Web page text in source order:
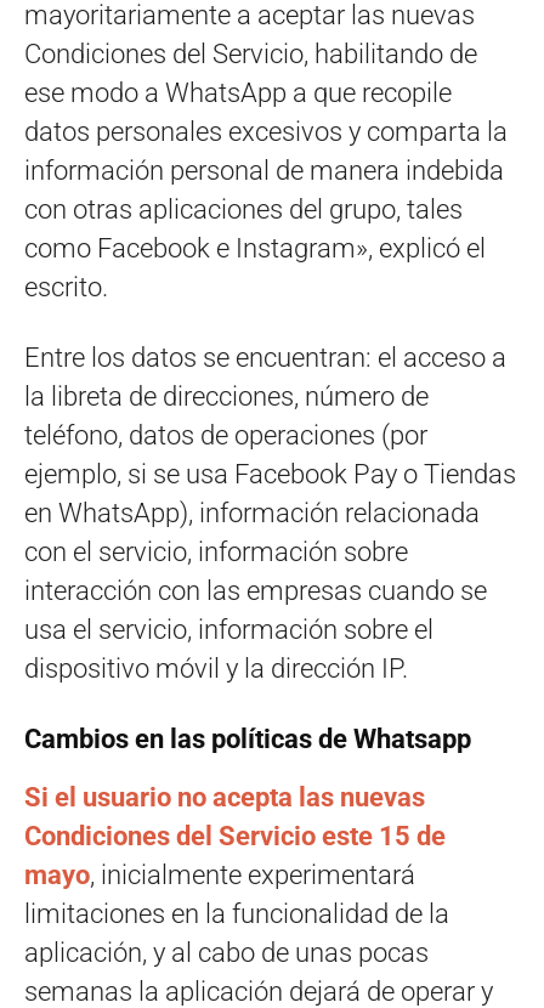
mayoritariamente a aceptar las nuevas
Condiciones del Servicio, habilitando de
ese modo a WhatsApp a que recopile
datos personales excesivos y comparta la
información personal de manera indebida
con otras aplicaciones del grupo, tales
como Facebook e Instagram», explicó el
escrito.
Entre los datos se encuentran: el acceso a
la libreta de direcciones, número de
teléfono, datos de operaciones (por
ejemplo, si se usa Facebook Pay o Tiendas
en WhatsApp), información relacionada
con el servicio, información sobre
interacción con las empresas cuando se
usa el servicio, información sobre el
dispositivo móvil y la dirección IP.
Cambios en las políticas de Whatsapp
Si el usuario no acepta las nuevas
Condiciones del Servicio este 15 de
mayo, inicialmente experimentará
limitaciones en la funcionalidad de la
aplicación, y al cabo de unas pocas
semanas la aplicación dejará de operar y